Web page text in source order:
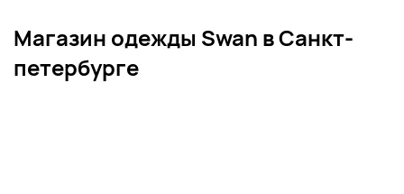
Магазин одежды Swan в Санкт-
петербурге